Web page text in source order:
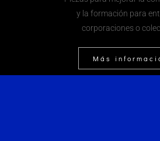
y la formación para
corporaciones o
Más